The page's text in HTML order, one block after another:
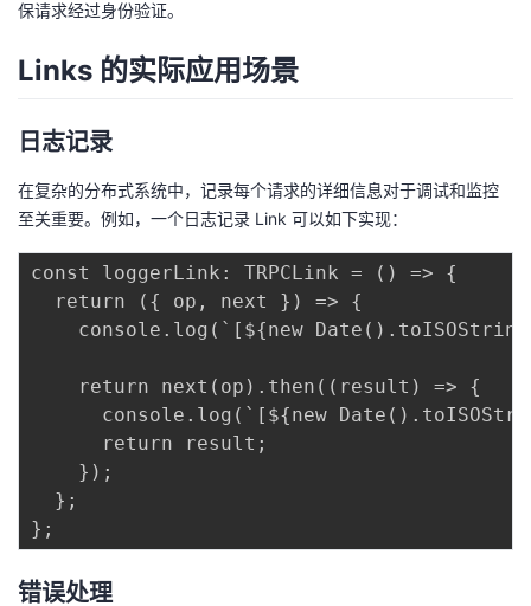
保请求经过身份验证。
Links 的实际应用场景
日志记录
在复杂的分布式系统中，记录每个请求的详细信息对于调试和监控
至关重要。例如，一个日志记录 Link 可以如下实现：
const loggerLink: TRPCLink = () => {
  return ({ op, next }) => {
console.log(`[${new
    return next(op).then((result) => {
console.log(`[${new
      return result;
    });
  };
错误处理